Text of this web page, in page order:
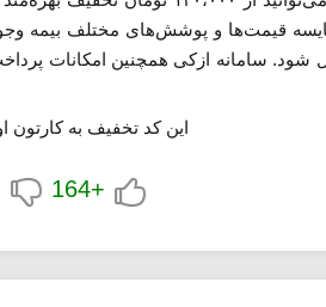
قیمت‌ها و پوشش‌های مختلف بیمه وجود
شود. سامانه ازکی همچنین امکانات
این کد تخفیف به کارتون
+164